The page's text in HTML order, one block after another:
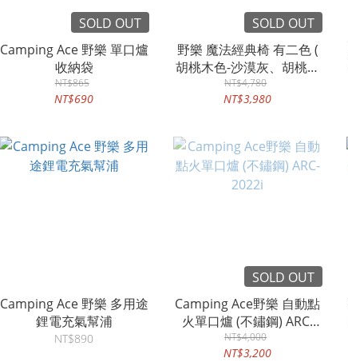
SOLD OUT
Camping Ace 野樂 單口爐
收納袋
NT$865
NT$690
SOLD OUT
野樂 魔法經典椅 有二色 (
胡桃木色-沙漠灰、胡桃木
色-雅致黑)
NT$4,780
NT$3,980
Camping Ace 野樂 多用途
鋰電充氣幫浦
NT$890
SOLD OUT
Camping Ace野樂 自動點
火單口爐 (不鏽鋼) ARC-
2022i
NT$4,000
NT$3,200